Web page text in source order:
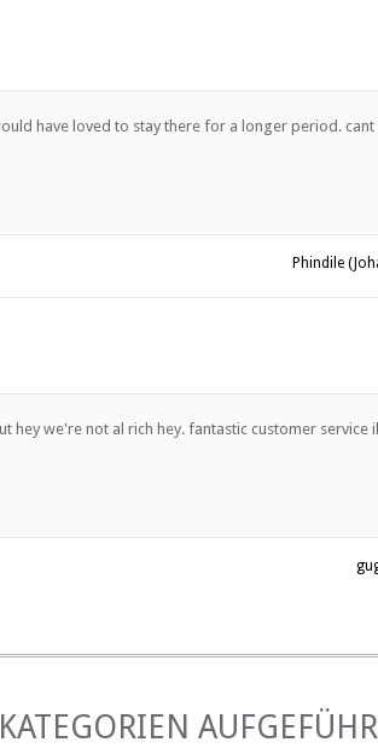
Parken
Sekretariatsdienste
have loved to stay there for a longer period.
Phindile
hey we're not al rich hey. fantastic customer service